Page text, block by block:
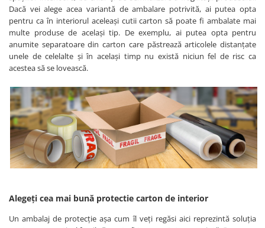
Dacă vei alege acea variantă de ambalare potrivită, ai putea opta
pentru ca în interiorul aceleași cutii carton să poate fi ambalate mai
multe produse de același tip. De exemplu, ai putea opta pentru
anumite separatoare din carton care păstrează articolele distanțate
unele de celelalte și în același timp nu există niciun fel de risc ca
acestea să se lovească.
Alegeți cea mai bună protectie carton de interior
Un ambalaj de protecție așa cum îl veți regăsi aici reprezintă soluția